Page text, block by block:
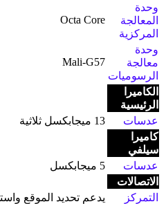
وحدة
المعالجة
المركزية
Octa Core
وحدة
معالجة
الرسوميات
Mali-G57
الكاميرا
الرئيسية
عدسات
13 ميجابكسل ثلاثية
كاميرا
سيلفي
عدسات
5 ميجابكسل
الاتصالات
التمركز
يدعم تحديد الموقع